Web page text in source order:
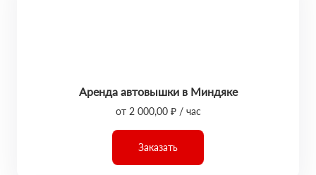
Аренда автовышки в Миндяке
от 2 000,00 ₽ / час
Заказать